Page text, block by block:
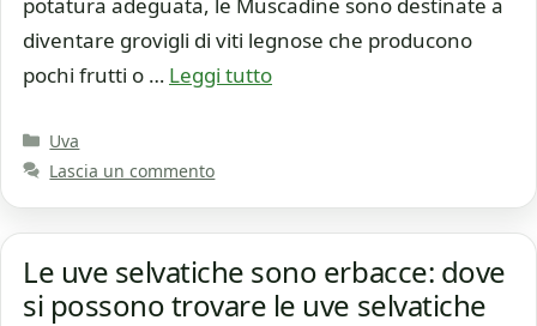
diventare grovigli di viti legnose che producono
pochi frutti o … Leggi tutto
Categorie
Uva
Lascia un commento
Le uve selvatiche sono erbacce: dove
si possono trovare le uve selvatiche